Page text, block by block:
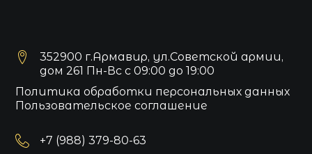
352900 г.Армавир, ул.Советской армии,
дом 261 Пн-Вс с 09:00 до 19:00
Политика обработки персональных данных
Пользовательское соглашение
+7 (988) 379-80-63